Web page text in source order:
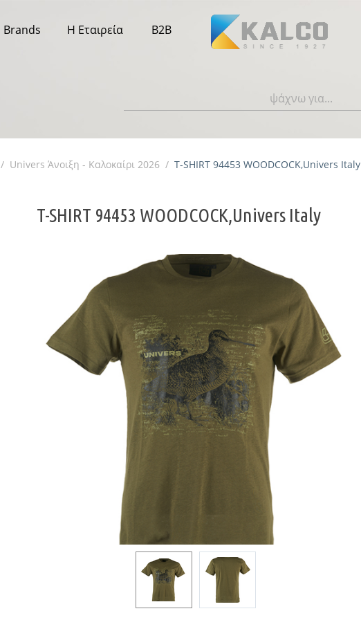
Brands Η Εταιρεία B2B
/ Univers Άνοιξη - Καλοκαίρι 2026 / T-SHIRT 94453 WOODCOCK,Univers Italy
T-SHIRT 94453 WOODCOCK,Univers Italy